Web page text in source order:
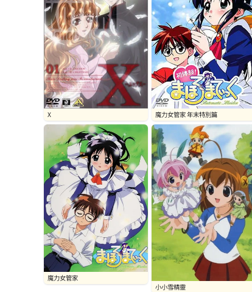
X 魔力女管家 年末特別篇
魔力女管家
小小雪精靈